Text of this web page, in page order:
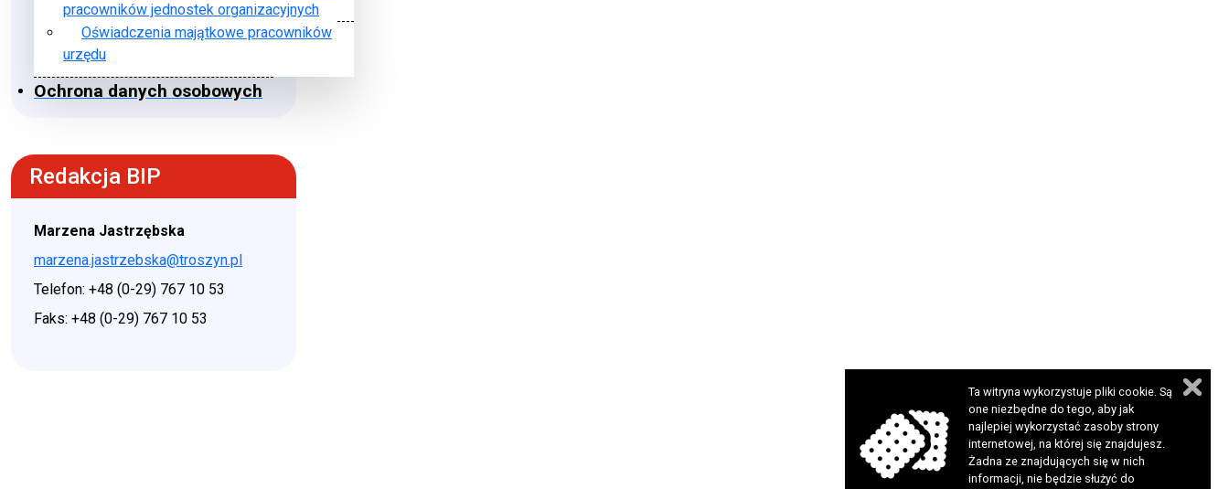
pracowników jednostek organizacyjnych
Oświadczenia majątkowe pracowników
urzędu
Ochrona danych osobowych
Redakcja BIP
Marzena Jastrzębska
marzena.jastrzebska@troszyn.pl
Telefon: +48 (0-29) 767 10 53
Faks: +48 (0-29) 767 10 53
Ta witryna wykorzystuje pliki cookie. Są
one niezbędne do tego, aby jak
najlepiej wykorzystać zasoby strony
internetowej, na której się znajdujesz.
Żadna ze znajdujących się w nich
informacji, nie będzie służyć do